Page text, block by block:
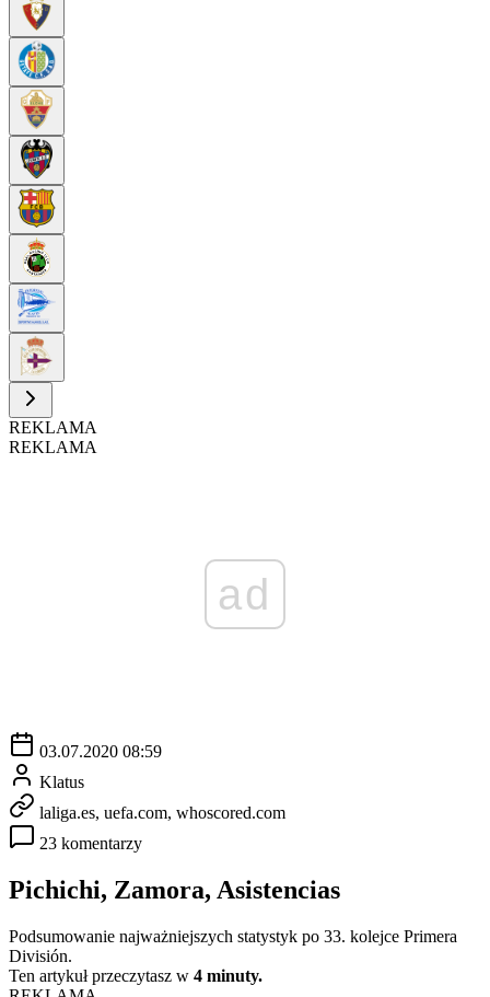
REKLAMA
REKLAMA
ad
03.07.2020 08:59
Klatus
laliga.es, uefa.com, whoscored.com
23 komentarzy
Pichichi, Zamora, Asistencias
Podsumowanie najważniejszych statystyk po 33. kolejce Primera
División.
Ten artykuł przeczytasz w 4 minuty.